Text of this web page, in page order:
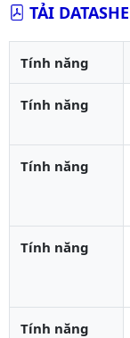
TẢI
Tính năng
Tính năng
Tính năng
Tính năng
Tính năng